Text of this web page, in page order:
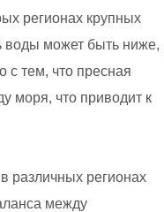
регионах крупных
воды может быть ниже,
с тем, что пресная
моря, что приводит к
различных регионах
между